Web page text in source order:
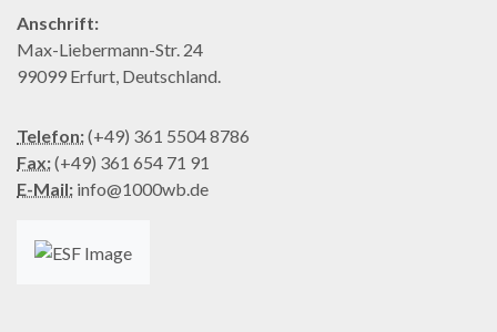
Anschrift:
Max-Liebermann-Str. 24
99099 Erfurt, Deutschland.
Telefon:(+49) 361 5504 8786
Fax:(+49) 361 654 71 91
E-Mail: info@1000wb.de